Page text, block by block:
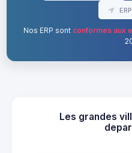
Nos ERP sont conformes aux
Les grandes